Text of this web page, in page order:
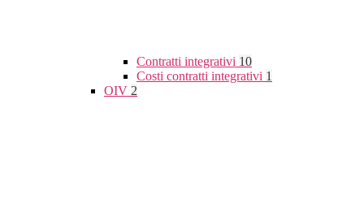
Contratti integrativi 10
Costi contratti integrativi 1
OIV 2